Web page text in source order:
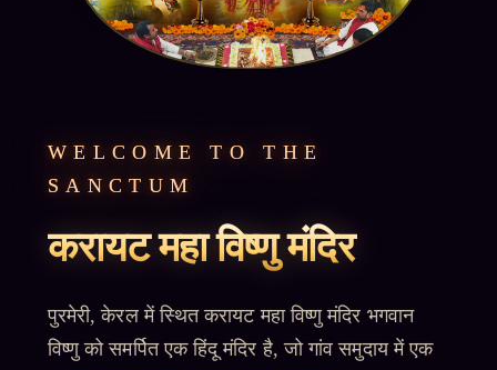
WELCOME TO THE
SANCTUM
करायट महा विष्णु मंदिर
पुरमेरी, केरल में स्थित करायट महा विष्णु मंदिर भगवान
विष्णु को समर्पित एक हिंदू मंदिर है, जो गांव समुदाय में एक